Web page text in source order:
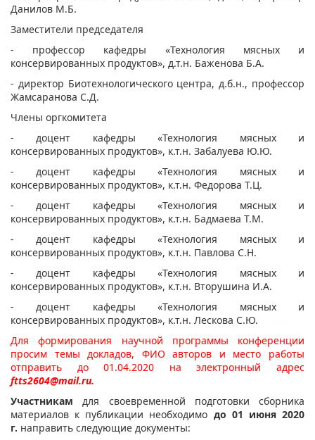
Данилов М.Б.
Заместители председателя
- профессор кафедры «Технология мясных и
консервированных продуктов», д.т.н. Баженова Б.А.
- директор Биотехнологического центра, д.б.н., профессор
Жамсаранова С.Д.
Члены оргкомитета
- доцент кафедры «Технология мясных и
консервированных продуктов», к.т.н. Забалуева Ю.Ю.
- доцент кафедры «Технология мясных и
консервированных продуктов», к.т.н. Федорова Т.Ц.
- доцент кафедры «Технология мясных и
консервированных продуктов», к.т.н. Бадмаева Т.М.
- доцент кафедры «Технология мясных и
консервированных продуктов», к.т.н. Павлова С.Н.
- доцент кафедры «Технология мясных и
консервированных продуктов», к.т.н. Вторушина И.А.
- доцент кафедры «Технология мясных и
консервированных продуктов», к.т.н. Лескова С.Ю.
Для формирования научной программы конференции
просим темы докладов, ФИО авторов и место работы
отправить до 01.04.2020 на электронный адрес
ftts2604@mail.ru.
Участникам для своевременной подготовки сборника
материалов к публикации необходимо до 01 июня 2020
г. направить следующие документы: